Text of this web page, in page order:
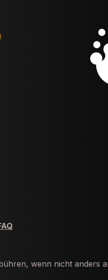
wenn nicht anders